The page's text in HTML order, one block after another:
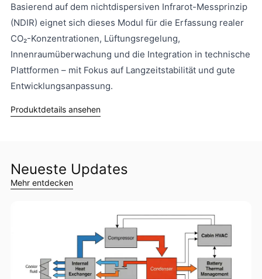
Basierend auf dem nichtdispersiven Infrarot-Messprinzip
(NDIR) eignet sich dieses Modul für die Erfassung realer
CO₂-Konzentrationen, Lüftungsregelung,
Innenraumüberwachung und die Integration in technische
Plattformen – mit Fokus auf Langzeitstabilität und gute
Entwicklungsanpassung.
Produktdetails ansehen
Neueste Updates
Mehr entdecken